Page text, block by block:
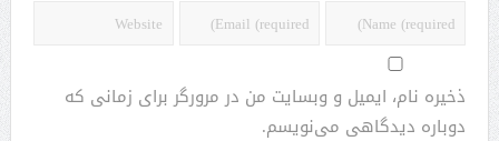
ذخیره نام، ایمیل و وبسایت من در مرورگر برای زمانی که
دوباره دیدگاهی می‌نویسم.